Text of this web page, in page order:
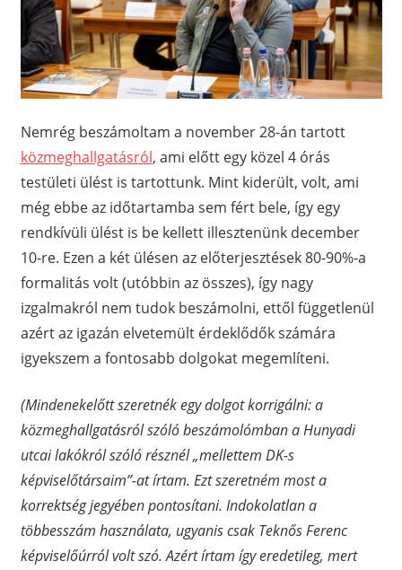
Nemrég beszámoltam a november 28-án tartott
közmeghallgatásról, ami előtt egy közel 4 órás
testületi ülést is tartottunk. Mint kiderült, volt, ami
még ebbe az időtartamba sem fért bele, így egy
rendkívüli ülést is be kellett illesztenünk december
10-re. Ezen a két ülésen az előterjesztések 80-90%-a
formalitás volt (utóbbin az összes), így nagy
izgalmakról nem tudok beszámolni, ettől függetlenül
azért az igazán elvetemült érdeklődők számára
igyekszem a fontosabb dolgokat megemlíteni.
(Mindenekelőtt szeretnék egy dolgot korrigálni: a
közmeghallgatásról szóló beszámolómban a Hunyadi
utcai lakókról szóló résznél „mellettem DK-s
képviselőtársaim”-at írtam. Ezt szeretném most a
korrektség jegyében pontosítani. Indokolatlan a
többesszám használata, ugyanis csak Teknős Ferenc
képviselőúrról volt szó. Azért írtam így eredetileg, mert